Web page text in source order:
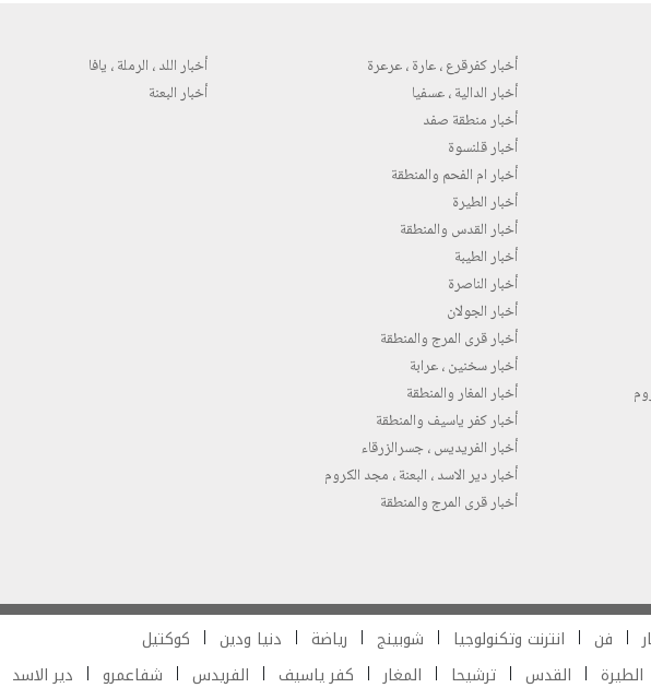
أخبار كفرقرع ، عارة ، عرعرة
أخبار الدالية ، عسفيا
أخبار منطقة صفد
أخبار قلنسوة
أخبار ام الفحم والمنطقة
أخبار الطيرة
أخبار القدس والمنطقة
أخبار الطيبة
أخبار الناصرة
أخبار الجولان
أخبار قرى المرج والمنطقة
أخبار سخنين ، عرابة
أخبار المغار والمنطقة
أخبار كفر ياسيف والمنطقة
أخبار الفريديس ، جسرالزرقاء
أخبار دير الاسد ، البعنة ، مجد الكروم
أخبار قرى المرج والمنطقة
أخبار اللد ، الرملة ، يافا
أخبار البعنة
فن انترنت وتكنولوجيا شوبينج رياضة دنيا ودين
كوكتيل
الطيرة القدس ترشيحا المغار كفر ياسيف الفريدس شفاعمرو دير الاسد